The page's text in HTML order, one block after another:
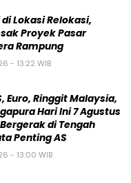
Lokasi Relokasi,
Proyek Pasar
Rampung
- 13:22 WIB
Euro, Ringgit Malaysia,
Hari Ini 7 Agustus
di Tengah
Penting AS
- 13:00 WIB